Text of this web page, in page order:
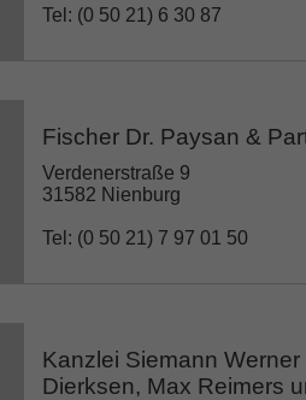
Tel: (0 50 21) 6 30 87
Fischer Dr. Paysan &
Verdenerstraße 9
31582 Nienburg
Tel: (0 50 21) 7 97 01 50
Kanzlei Siemann
Dierksen, Max Reimers